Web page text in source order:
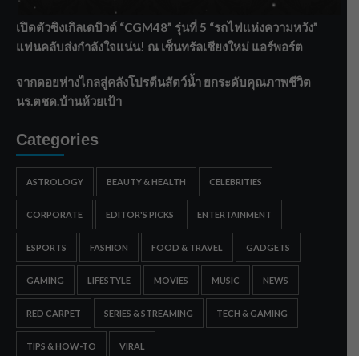
เปิดตัวซิงเกิลเดบิวต์ “CGM48” รุ่นที่ 5 “รถไฟแห่งความหวัง”
แฟนคลับส่งกำลังใจแน่น! ณ เซ็นทรัลเชียงใหม่ แอร์พอร์ต
จากดอยห่างไกลสู่คลังโปรตีนสัตว์น้ำ ยกระดับคุณภาพชีวิต
นร.ตชด.บ้านห้วยเป้า
Categories
ASTROLOGY BEAUTY & HEALTH CELEBRITIES
CORPORATE EDITOR'S PICKS ENTERTAINMENT
ESPORTS FASHION FOOD & TRAVEL GADGETS
GAMING LIFESTYLE MOVIES MUSIC NEWS
RED CARPET SERIES & STREAMING TECH & GAMING
TIPS & HOW-TO VIRAL